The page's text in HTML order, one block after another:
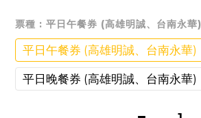
票種 : 平日午餐券 (高雄明誠、台南永華)
平日午餐券 (高雄明誠、台南永華)
平日晚餐券 (高雄明誠、台南永華)